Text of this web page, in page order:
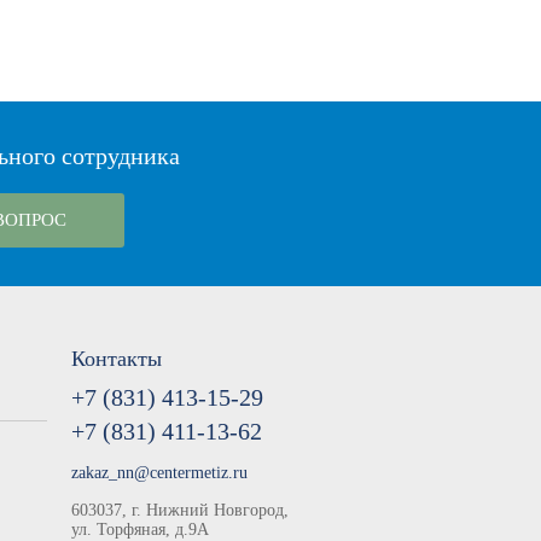
сотрудника
Контакты
+7 (831) 413-15-29
+7 (831) 411-13-62
zakaz_nn@centermetiz.ru
603037, г. Нижний Новгород,
ул. Торфяная, д.9А